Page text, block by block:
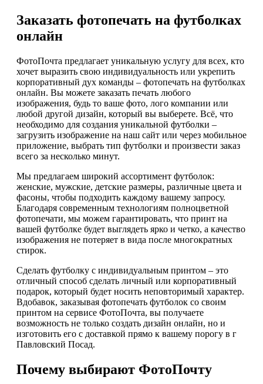
Заказать фотопечать на футболках
онлайн
ФотоПочта предлагает уникальную услугу для всех, кто
хочет выразить свою индивидуальность или укрепить
корпоративный дух команды – фотопечать на футболках
онлайн. Вы можете заказать печать любого
изображения, будь то ваше фото, лого компании или
любой другой дизайн, который вы выберете. Всё, что
необходимо для создания уникальной футболки –
загрузить изображение на наш сайт или через мобильное
приложение, выбрать тип футболки и произвести заказ
всего за несколько минут.
Мы предлагаем широкий ассортимент футболок:
женские, мужские, детские размеры, различные цвета и
фасоны, чтобы подходить каждому вашему запросу.
Благодаря современным технологиям полноцветной
фотопечати, мы можем гарантировать, что принт на
вашей футболке будет выглядеть ярко и четко, а качество
изображения не потеряет в вида после многократных
стирок.
Сделать футболку с индивидуальным принтом – это
отличный способ сделать личный или корпоративный
подарок, который будет носить неповторимый характер.
Вдобавок, заказывая фотопечать футболок со своим
принтом на сервисе ФотоПочта, вы получаете
возможность не только создать дизайн онлайн, но и
изготовить его с доставкой прямо к вашему порогу в г
Павловский Посад.
Почему выбирают ФотоПочту